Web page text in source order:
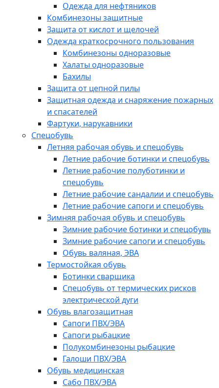
Одежда для нефтяников
Комбинезоны защитные
Защита от кислот и щелочей
Одежда краткосрочного пользования
Комбинезоны одноразовые
Халаты одноразовые
Бахилы
Защита от цепной пилы
Защитная одежда и снаряжение пожарных
и спасателей
Фартуки, нарукавники
Спецобувь
Летняя рабочая обувь и спецобувь
Летние рабочие ботинки и спецобувь
Летние рабочие полуботинки и
спецобувь
Летние рабочие сандалии и спецобувь
Летние рабочие сапоги и спецобувь
Зимняя рабочая обувь и спецобувь
Зимние рабочие ботинки и спецобувь
Зимние рабочие сапоги и спецобувь
Обувь валяная, ЭВА
Термостойкая обувь
Ботинки сварщика
Спецобувь от термических рисков
электрической дуги
Обувь влагозащитная
Сапоги ПВХ/ЭВА
Сапоги рыбацкие
Полукомбинезоны рыбацкие
Галоши ПВХ/ЭВА
Обувь медицинская
Сабо ПВХ/ЭВА